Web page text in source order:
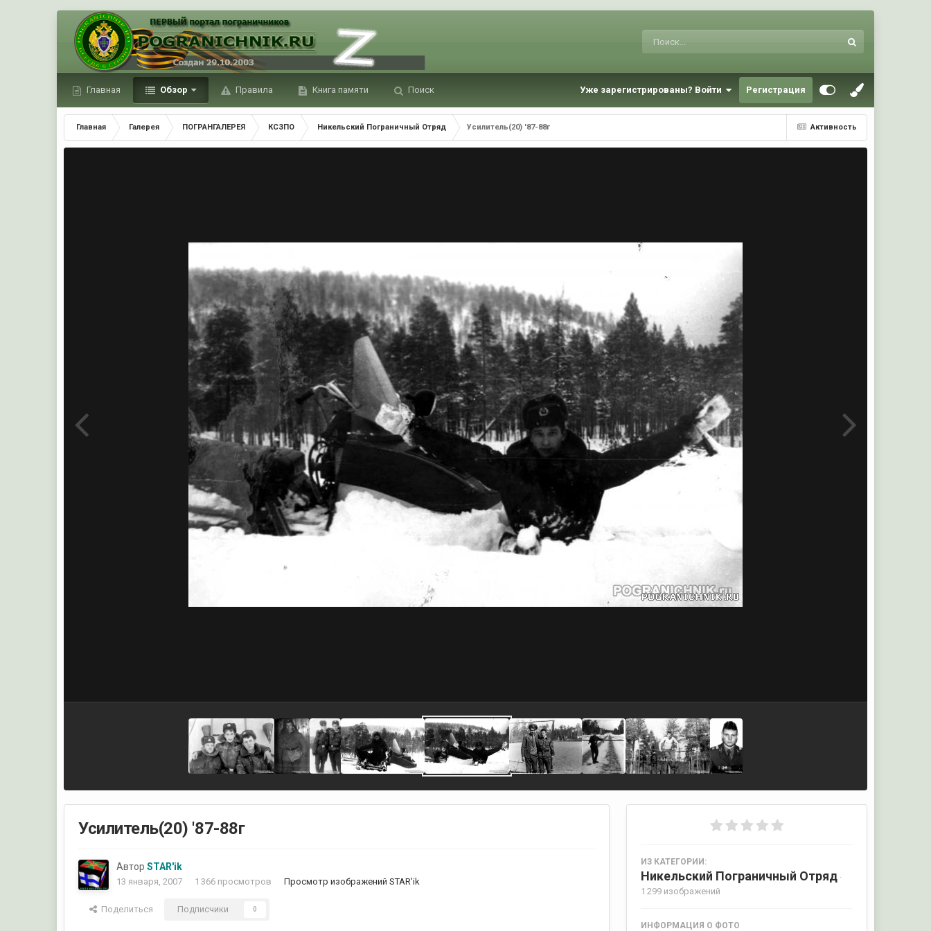
Главная Обзор Правила Книга памяти Поиск Уже зарегистрированы? Войти Регистрация
Активность
Главная Галерея ПОГРАНГАЛЕРЕЯ КСЗПО Никельский Пограничный Отряд Усилитель(20) '87-88г
Усилитель(20) '87-88г
АвторSTAR'ik
13 января, 2007 1 366 просмотров Просмотр изображений STAR'ik
Поделиться Подписчики 0
ИЗ КАТЕГОРИИ:
Никельский Пограничный Отряд ·
1 299 изображений
ИНФОРМАЦИЯ О ФОТО